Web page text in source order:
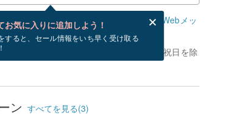
お気に入りに追加しよう！
すると、セール情報をいち早く受け取る
メッセージカードを作成できます。
Webメッ
、24時間以内に発送予定です。（金土日祝日を除
ン すべてを見る(3)